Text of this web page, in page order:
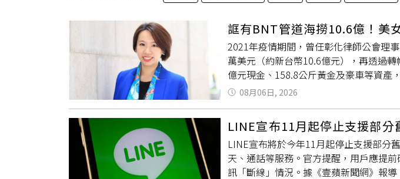
誆有BNT管道海撈10.6億！美
2021年疫情期間，曾任彰化律師公會理
萬美元（約新台幣10.6億元），再透過
億元現金、158.8公斤黃金及豪車等資產
17人。檢方指出，2021年新冠疫情嚴峻
易儒，明知沒有採購BNT疫苗能力，仍
男是上海復星大股東，鴻海、台積電也
顧問公司辦理採購，並支付3000萬美元
約7.4億元轉入個人及其他公司帳戶，再
實發票，虛增成本及進項稅額，涉嫌逃
同夥處理，其餘資金大量購入總重約232
08月06日, 2026
LINE宣布11月起停止支援部
LINE宣布將於今年11月起停止支援部分
天、通話等服務。官方提醒，用戶應提
訊「斷線」情況。據《壹蘋新聞網》報